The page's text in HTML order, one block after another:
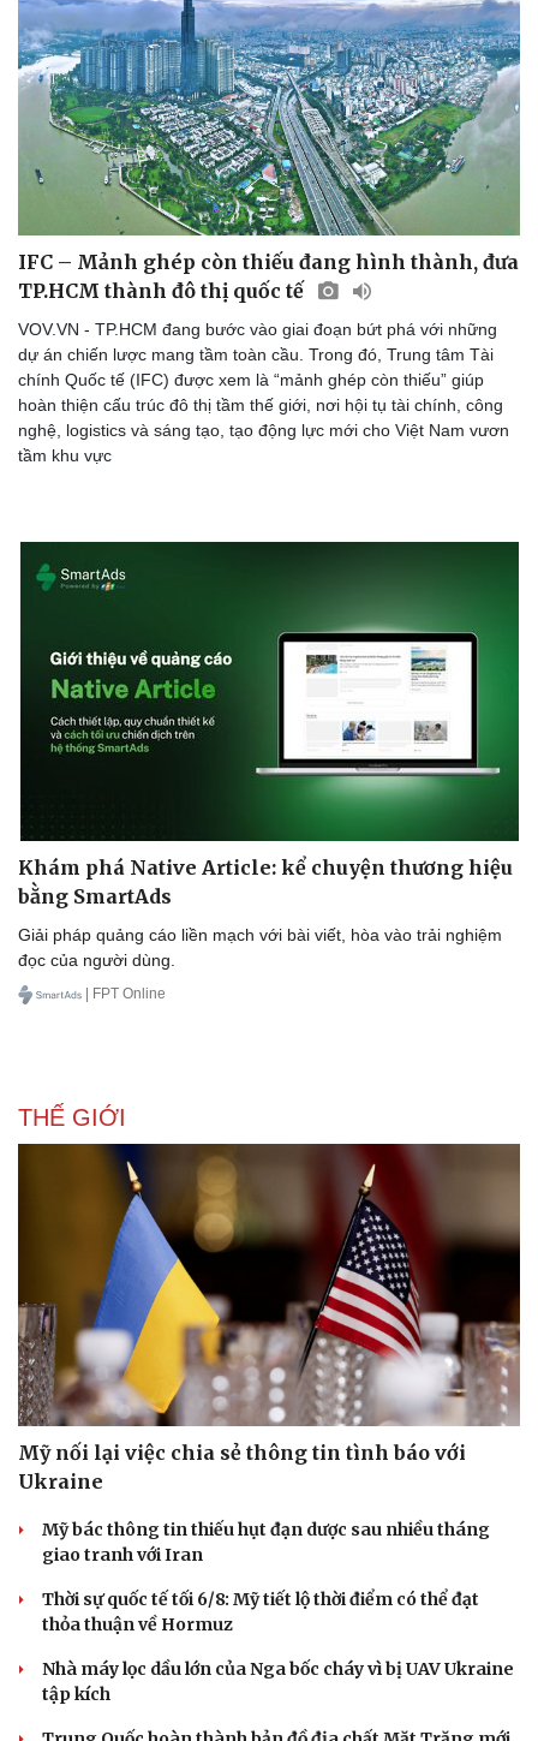
Doanh nghiệp
Thông tin doanh nghiệp
Doanh nghiệp 24h
Doanh nhân
Vì cộng đồng
Công nghệ
Sành điệu
Tin Công nghệ
Trải nghiệm
Chuyển đổi số
IFC – Mảnh ghép còn thiếu đang hình thành, đưa
TP.HCM thành đô thị quốc tế
VOV.VN - TP.HCM đang bước vào giai đoạn bứt phá với những
dự án chiến lược mang tầm toàn cầu. Trong đó, Trung tâm Tài
chính Quốc tế (IFC) được xem là “mảnh ghép còn thiếu” giúp
hoàn thiện cấu trúc đô thị tầm thế giới, nơi hội tụ tài chính, công
nghệ, logistics và sáng tạo, tạo động lực mới cho Việt Nam vươn
tầm khu vực
Khám phá Native Article: kể chuyện thương hiệu
bằng SmartAds
Giải pháp quảng cáo liền mạch với bài viết, hòa vào trải nghiệm
đọc của người dùng.
| FPT Online
THẾ GIỚI
Mỹ nối lại việc chia sẻ thông tin tình báo với
Ukraine
Mỹ bác thông tin thiếu hụt đạn dược sau nhiều tháng
giao tranh với Iran
Thời sự quốc tế tối 6/8: Mỹ tiết lộ thời điểm có thể đạt
thỏa thuận về Hormuz
Nhà máy lọc dầu lớn của Nga bốc cháy vì bị UAV Ukraine
tập kích